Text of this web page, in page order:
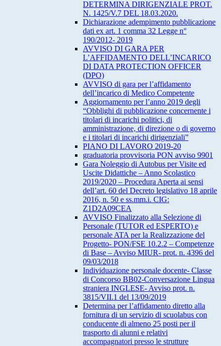
DETERMINA DIRIGENZIALE PROT.
N. 1425/V.7 DEL 18.03.2020.
Dichiarazione adempimento pubblicazione
dati ex art. 1 comma 32 Legge n°
190/2012- 2019
AVVISO DI GARA PER
L’AFFIDAMENTO DELL’INCARICO
DI DATA PROTECTION OFFICER
(DPO)
AVVISO di gara per l’affidamento
dell’incarico di Medico Competente
Aggiornamento per l’anno 2019 degli
“Obblighi di pubblicazione concernente i
titolari di incarichi politici, di
amministrazione, di direzione o di governo
e i titolari di incarichi dirigenziali”
PIANO DI LAVORO 2019-20
graduatoria provvisoria PON avviso 9901
Gara Noleggio di Autobus per Visite ed
Uscite Didattiche – Anno Scolastico
2019/2020 – Procedura Aperta ai sensi
dell’art. 60 del Decreto legislativo 18 aprile
2016, n. 50 e ss.mm.i. CIG:
Z1D2A09CEA
AVVISO Finalizzato alla Selezione di
Personale (TUTOR ed ESPERTO) e
personale ATA per la Realizzazione del
Progetto- PON/FSE 10.2.2 – Competenze
di Base – Avviso MIUR- prot. n. 4396 del
09/03/2018
Individuazione personale docente- Classe
di Concorso BB02-Conversazione Lingua
straniera INGLESE- Avviso prot. n.
3815/VII.1 del 13/09/2019
Determina per l’affidamento diretto alla
fornitura di un servizio di scuolabus con
conducente di almeno 25 posti per il
trasporto di alunni e relativi
accompagnatori presso le strutture